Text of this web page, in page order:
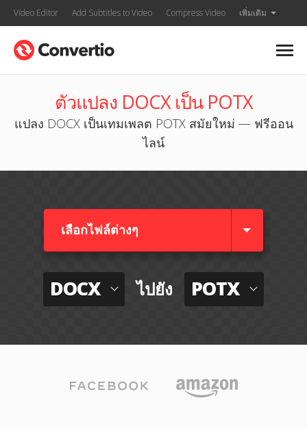
Video Editor Add Subtitles to Video Compress Video เพิ่มเติม
ตัวแปลง DOCX เป็น POTX
แปลง DOCX เป็นเทมเพลต POTX สมัยใหม่ — ฟรีออน
ไลน์
เลือกไฟล์ต่างๆ​
DOCX ไปยัง POTX